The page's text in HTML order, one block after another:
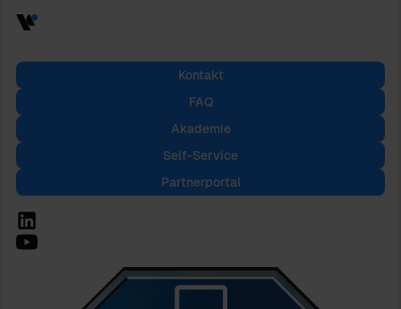
Kontakt
FAQ
Akademie
Self-Service
Partnerportal